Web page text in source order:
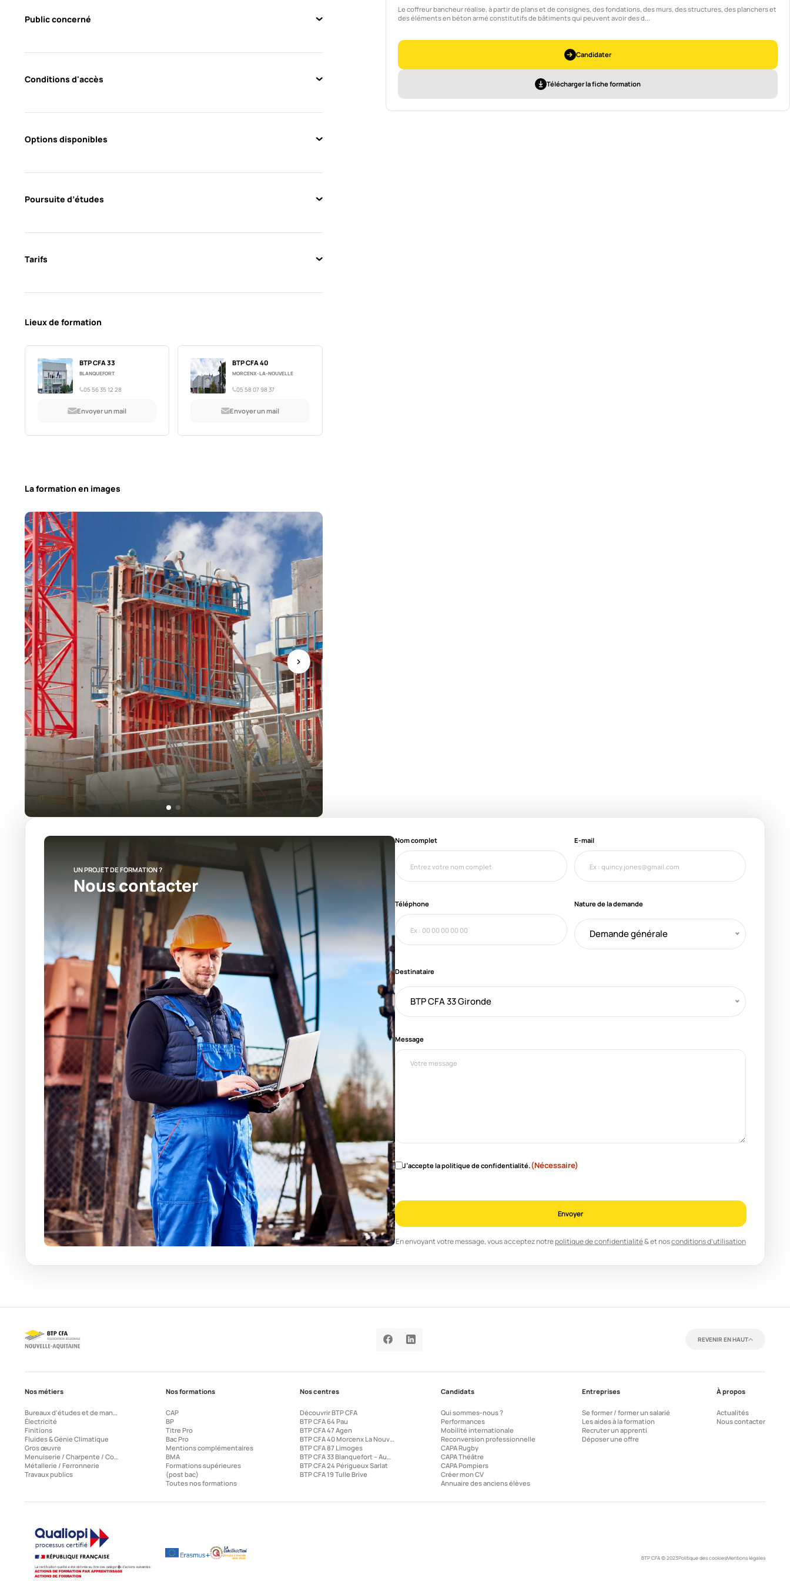
Public concerné
Conditions d'accès
Options disponibles
Poursuite d’études
Tarifs
Lieux de formation
BTP CFA 33
BLANQUEFORT
05 56 35 12 28
Envoyer un mail
BTP CFA 40
MORCENX-LA-NOUVELLE
05 58 07 98 37
Envoyer un mail
La formation en images
Le coffreur bancheur réalise, à partir de plans et de consignes, des fondations, des murs, des structures, des planchers et
des éléments en béton armé constitutifs de bâtiments qui peuvent avoir des d...
Candidater
Télécharger la fiche formation
UN PROJET DE FORMATION ?
Nous contacter
Nom complet E-mail
Téléphone Nature de la demande
Demande générale
Destinataire
BTP CFA 33 Gironde
Message
RGPD
J’accepte la politique de confidentialité.(Nécessaire)
Envoyer
En envoyant votre message, vous acceptez notrepolitique de confidentialité& et nosconditions d’utilisation
REVENIR EN HAUT
Nos métiers
Bureaux d'études et de management
Électricité
Finitions
Fluides & Génie Climatique
Gros œuvre
Menuiserie / Charpente / Couverture
Métallerie / Ferronnerie
Travaux publics
Nos formations
CAP
BP
Titre Pro
Bac Pro
Mentions complémentaires
BMA
Formations supérieures
(post bac)
Toutes nos formations
Nos centres
Découvrir BTP CFA
BTP CFA 64 Pau
BTP CFA 47 Agen
BTP CFA 40 Morcenx La Nouvelle
BTP CFA 87 Limoges
BTP CFA 33 Blanquefort – Audenge – Reignac
BTP CFA 24 Périgueux Sarlat
BTP CFA 19 Tulle Brive
Candidats
Qui sommes-nous ?
Performances
Mobilité internationale
Reconversion professionnelle
CAPA Rugby
CAPA Théâtre
CAPA Pompiers
Créer mon CV
Annuaire des anciens élèves
Entreprises
Se former / former un salarié
Les aides à la formation
Recruter un apprenti
Déposer une offre
À propos
Actualités
Nous contacter
BTP CFA © 2023Politique des cookiesMentions légales